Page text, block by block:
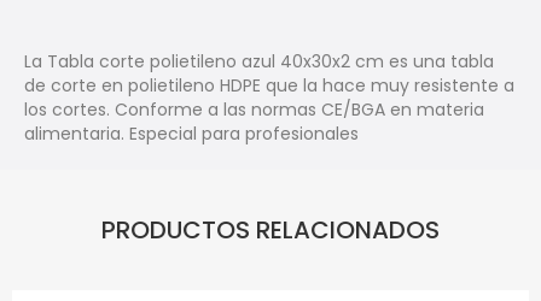
La Tabla corte polietileno azul 40x30x2 cm es una tabla
de corte en polietileno HDPE que la hace muy resistente a
los cortes. Conforme a las normas CE/BGA en materia
alimentaria. Especial para profesionales
PRODUCTOS RELACIONADOS